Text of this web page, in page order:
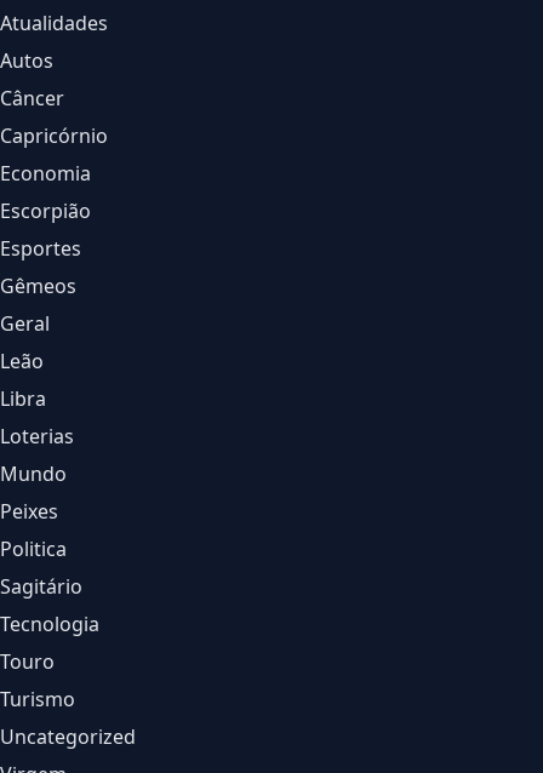
Atualidades
Autos
Câncer
Capricórnio
Economia
Escorpião
Esportes
Gêmeos
Geral
Leão
Libra
Loterias
Mundo
Peixes
Politica
Sagitário
Tecnologia
Touro
Turismo
Uncategorized